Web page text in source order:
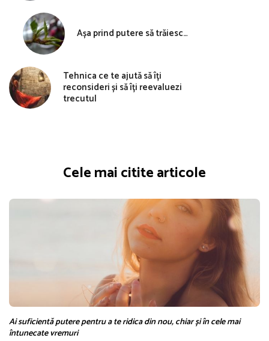
Așa prind putere să trăiesc…
Tehnica ce te ajută să îți
reconsideri și să îți reevaluezi
trecutul
Cele mai citite articole
Ai suficientă putere pentru a te ridica din nou, chiar și în cele mai
întunecate vremuri